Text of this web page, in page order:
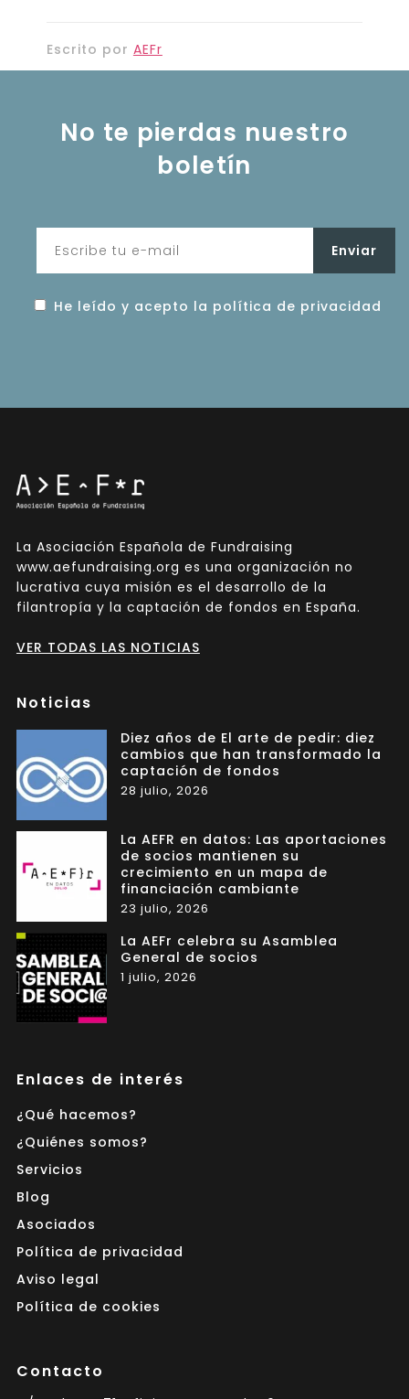
Escrito por AEFr
No te pierdas nuestro
boletín
He leído y acepto la política de privacidad
La Asociación Española de Fundraising
www.aefundraising.org es una organización no
lucrativa cuya misión es el desarrollo de la
filantropía y la captación de fondos en España.
VER TODAS LAS NOTICIAS
Noticias
Diez años de El arte de pedir: diez
cambios que han transformado la
captación de fondos
28 julio, 2026
La AEFR en datos: Las aportaciones
de socios mantienen su
crecimiento en un mapa de
financiación cambiante
23 julio, 2026
La AEFr celebra su Asamblea
General de socios
1 julio, 2026
Enlaces de interés
¿Qué hacemos?
¿Quiénes somos?
Servicios
Blog
Asociados
Política de privacidad
Aviso legal
Política de cookies
Contacto